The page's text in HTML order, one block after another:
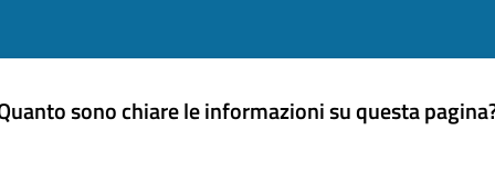
sono chiare le informazioni su questa